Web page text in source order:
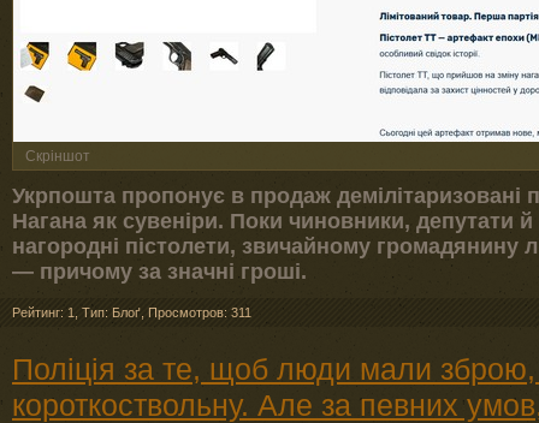
Скріншот
Укрпошта пропонує в продаж демілітаризовані
Нагана як сувеніри. Поки чиновники, депутати
нагородні пістолети, звичайному громадянину
— причому за значні гроші.
Рейтинг: 1 Тип: Блоґ Просмотров: 311
Поліція за те, щоб люди мали зброю,
короткоствольну. Але за певних